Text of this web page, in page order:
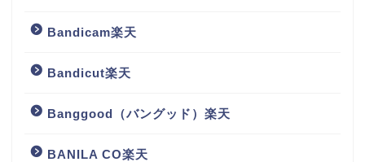
Bandicam楽天
Bandicut楽天
Banggood（バングッド）楽天
BANILA CO楽天